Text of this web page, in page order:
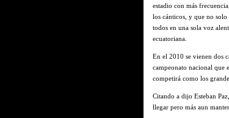
estadio con más
los cánticos, y que no solo
todos en una sola voz
ecuatoriana.
En el 2010 se vienen dos
campeonato nacional que
competirá como los
Citando a dijo Esteban
llegar pero más aun